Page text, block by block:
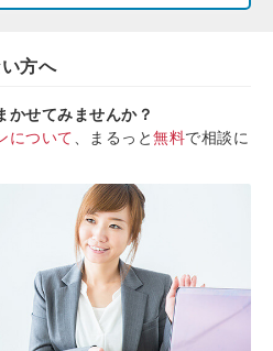
方へ
かせてみませんか？
について 、まるっと無料で相談に